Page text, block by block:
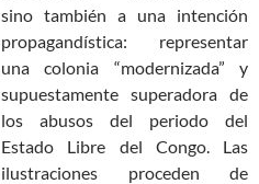
sino también a una intención
propagandística: representar
una colonia “modernizada” y
supuestamente superadora de
los abusos del periodo del
Estado Libre del Congo. Las
ilustraciones proceden de